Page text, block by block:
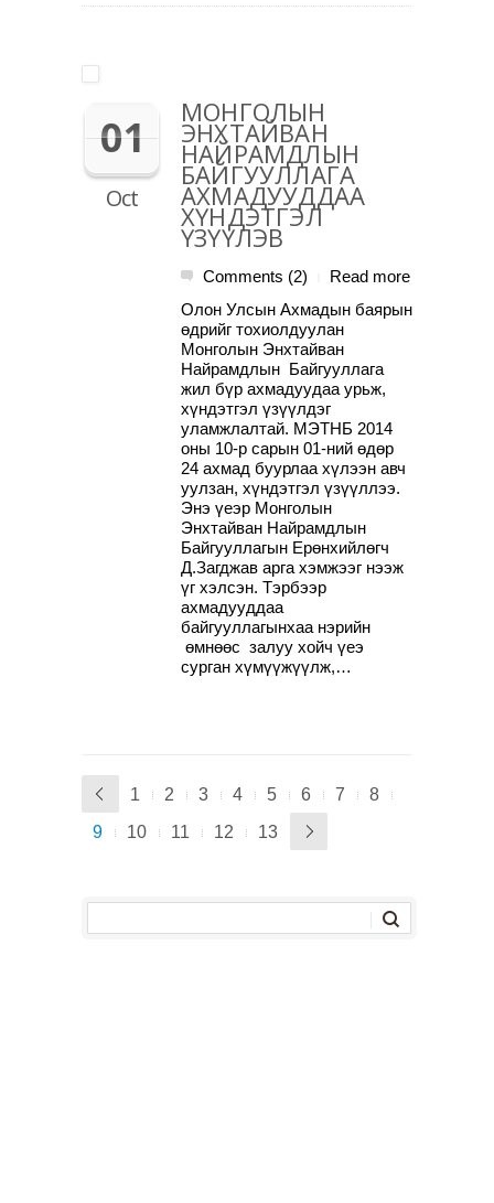
01
Oct
МОНГОЛЫН
ЭНХТАЙВАН
НАЙРАМДЛЫН
БАЙГУУЛЛАГА
АХМАДУУДДАА
ХҮНДЭТГЭЛ
ҮЗҮҮЛЭВ
Comments (2)
Read more
Олон Улсын Ахмадын баярын
өдрийг тохиолдуулан
Монголын Энхтайван
Найрамдлын Байгууллага
жил бүр ахмадуудаа урьж,
хүндэтгэл үзүүлдэг
уламжлалтай. МЭТНБ 2014
оны 10-р сарын 01-ний өдөр
24 ахмад буурлаа хүлээн авч
уулзан, хүндэтгэл үзүүллээ.
Энэ үеэр Монголын
Энхтайван Найрамдлын
Байгууллагын Ерөнхийлөгч
Д.Загджав арга хэмжээг нээж
үг хэлсэн. Тэрбээр
ахмадууддаа
байгууллагынхаа нэрийн
өмнөөс залуу хойч үеэ
сурган хүмүүжүүлж,…
1 2 3 4 5 6 7
8
9
10 11 12 13